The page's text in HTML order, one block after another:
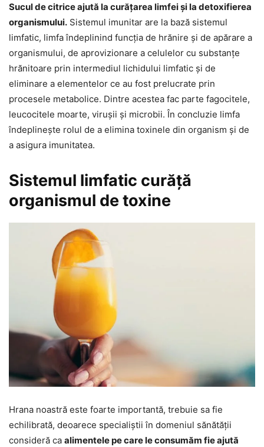
Sucul de citrice ajută la curățarea limfei și la detoxifierea
organismului. Sistemul imunitar are la bază sistemul
limfatic, limfa îndeplinind funcția de hrănire și de apărare a
organismului, de aprovizionare a celulelor cu substanțe
hrănitoare prin intermediul lichidului limfatic și de
eliminare a elementelor ce au fost prelucrate prin
procesele metabolice. Dintre acestea fac parte fagocitele,
leucocitele moarte, virușii și microbii. În concluzie limfa
îndeplinește rolul de a elimina toxinele din organism și de
a asigura imunitatea.
Sistemul limfatic curăță
organismul de toxine
Hrana noastră este foarte importantă, trebuie sa fie
echilibrată, deoarece specialiștii în domeniul sănătății
consideră ca alimentele pe care le consumăm fie ajută